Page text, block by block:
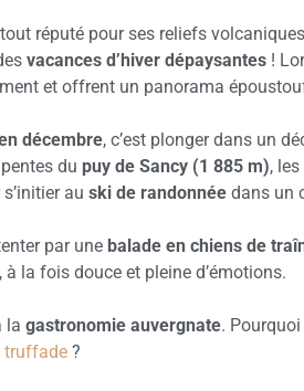
réputé pour ses reliefs
vacances d’hiver dépaysantes !
et offrent un panorama
décembre, c’est plonger dans un
du puy de Sancy (1 885 m),
au ski de randonnée dans un
par une balade en chiens de
à la fois douce et pleine d’émotions.
la gastronomie auvergnate.
truffade ?